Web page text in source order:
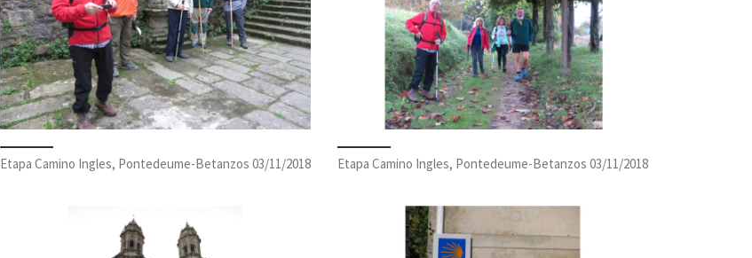
Etapa Camino Ingles, Pontedeume-Betanzos 03/11/2018 Etapa Camino Ingles, Pontedeume-Betanzos 03/11/2018